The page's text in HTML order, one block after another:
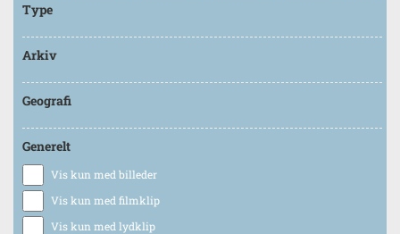
Type
Arkiv
Geografi
Generelt
Vis kun med billeder
Vis kun med filmklip
Vis kun med lydklip